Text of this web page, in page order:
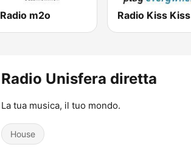
Radio m2o Radio Kiss Kiss
Radio Unisfera diretta
La tua musica, il tuo mondo.
House